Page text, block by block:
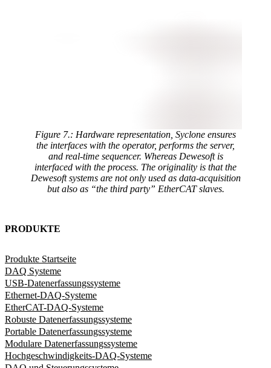
Figure 7.: Hardware representation, Syclone ensures
the interfaces with the operator, performs the server,
and real-time sequencer. Whereas Dewesoft is
interfaced with the process. The originality is that the
Dewesoft systems are not only used as data-acquisition
but also as “the third party” EtherCAT slaves.
PRODUKTE
Produkte Startseite
DAQ Systeme
USB-Datenerfassungssysteme
Ethernet-DAQ-Systeme
EtherCAT-DAQ-Systeme
Robuste Datenerfassungssysteme
Portable Datenerfassungssysteme
Modulare Datenerfassungssysteme
Hochgeschwindigkeits-DAQ-Systeme